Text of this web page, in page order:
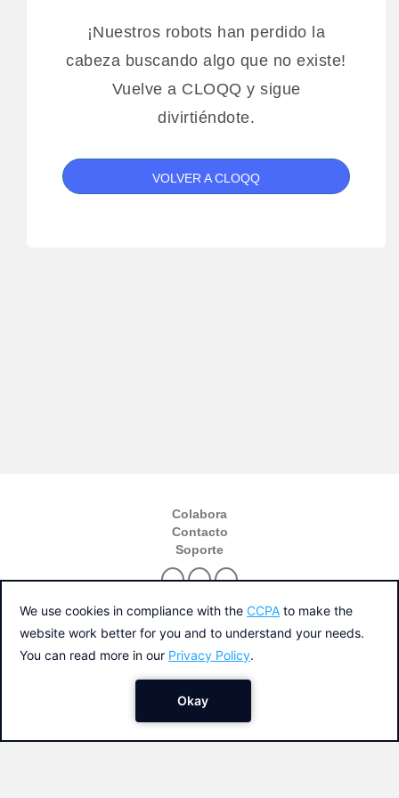
¡Nuestros robots han perdido la
cabeza buscando algo que no existe!
Vuelve a CLOQQ y sigue
divirtiéndote.
VOLVER A CLOQQ
Colabora
Contacto
Soporte
Política de privacidad y cookies
Condiciones generales del servicio
Una iniciativa de